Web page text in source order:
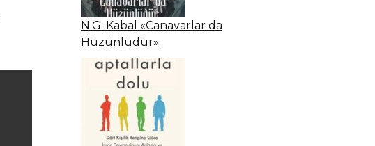
N.G. Kabal «Canavarlar da
Hüzünlüdür»